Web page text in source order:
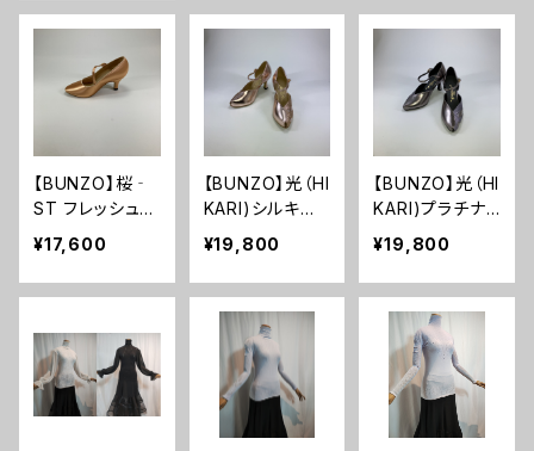
ンゾー】
林ブンゾー】
【BUNZO】桜‐
ST フレッシュサ
テン ベージュ
シューズ ダンス
社交ダンス 【栗
¥17,600
【BUNZO】光（HI
KARI)シルキー
ベージュ シュー
ズ ダンス 社交
ダンス 【栗林ブ
ンゾー】
¥19,800
【BUNZO】光（HI
KARI)プラチナ
ラメ シューズ ダ
ンス 社交ダンス
【栗林ブンゾー】
¥19,800